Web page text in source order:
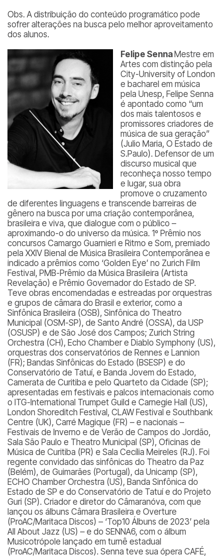
Obs. A distribuição do conteúdo programático pode
sofrer alterações na busca pelo melhor aproveitamento
dos alunos.
Felipe Senna Mestre em
Artes com distinção pela
City-University of London
e bacharel em música
pela Unesp, Felipe Senna
é apontado como “um
dos mais talentosos e
promissores criadores de
música de sua geração”
(Julio Maria, O Estado de
S.Paulo). Defensor de um
discurso musical que
reconheça nosso tempo
e lugar, sua obra
promove o cruzamento
de diferentes linguagens e transcende barreiras de
gênero na busca por uma criação contemporânea,
brasileira e viva, que dialogue com o público –
aproximando-o do universo da música. 1º Prêmio nos
concursos Camargo Guarnieri e Ritmo e Som, premiado
pela XXIV Bienal de Música Brasileira Contemporânea e
indicado a prêmios como ‘Golden Eye’ no Zurich Film
Festival, PMB-Prêmio da Música Brasileira (Artista
Revelação) e Prêmio Governador do Estado de SP.
Teve obras encomendadas e estreadas por orquestras
e grupos de câmara do Brasil e exterior, como a
Sinfônica Brasileira (OSB), Sinfônica do Theatro
Municipal (OSM-SP), de Santo André (OSSA), da USP
(OSUSP) e de São José dos Campos; Zurich String
Orchestra (CH), Echo Chamber e Diablo Symphony (US),
orquestras dos conservatórios de Rennes e Lannion
(FR); Bandas Sinfônicas do Estado (BSESP) e do
Conservatório de Tatuí, e Banda Jovem do Estado,
Camerata de Curitiba e pelo Quarteto da Cidade (SP);
apresentadas em festivais e palcos internacionais como
o ITG-International Trumpet Guild e Carnegie Hall (US),
London Shoreditch Festival, CLAW Festival e Southbank
Centre (UK), Carré Magique (FR) – e nacionais –
Festivais de Inverno e de Verão de Campos do Jordão,
Sala São Paulo e Theatro Municipal (SP), Oficinas de
Música de Curitiba (PR) e Sala Cecília Meireles (RJ). Foi
regente convidado das sinfônicas do Theatro da Paz
(Belém), de Guimarães (Portugal), da Unicamp (SP),
ECHO Chamber Orchestra (US), Banda Sinfônica do
Estado de SP e do Conservatório de Tatuí e do Projeto
Guri (SP). Criador e diretor do Câmaranóva, com que
lançou os álbuns Câmara Brasileira e Overture
(ProAC/Maritaca Discos) – ‘Top10 Álbuns de 2023’ pela
All About Jazz (US) – e do SENNA6, com o álbum
Musicotrópole lançado em turnê estadual
(ProAC/Maritaca Discos). Senna teve sua ópera CAFÉ,